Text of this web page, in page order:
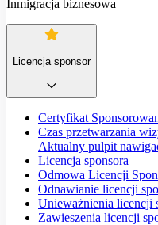
Inmigracja biznesowa
Licencja sponsor
Certyfikat
Czas przetwarzania
Aktualny pulpit
Licencja sponsora
Odmowa Licencji
Odnawianie licencji
Unieważnienia licencji
Zawieszenia licencji